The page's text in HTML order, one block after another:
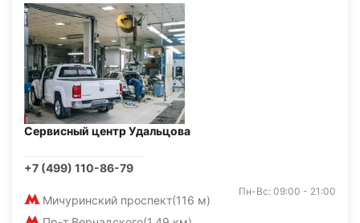
Сервисный центр Удальцова
+7 (499) 110-86-79
Мичуринский проспект(116 м)
Пн-Вс: 09:00 - 21:00